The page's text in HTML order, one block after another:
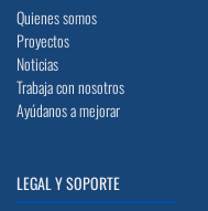
Quienes somos
Proyectos
Noticias
Trabaja con nosotros
Ayúdanos a mejorar
LEGAL Y SOPORTE